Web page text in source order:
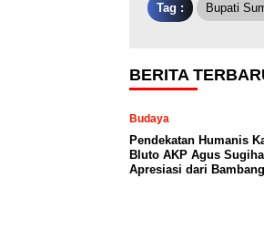
Tag : Bupati
BERITA
Budaya
Pendekatan Humanis
Bluto AKP Agus
Apresiasi dari